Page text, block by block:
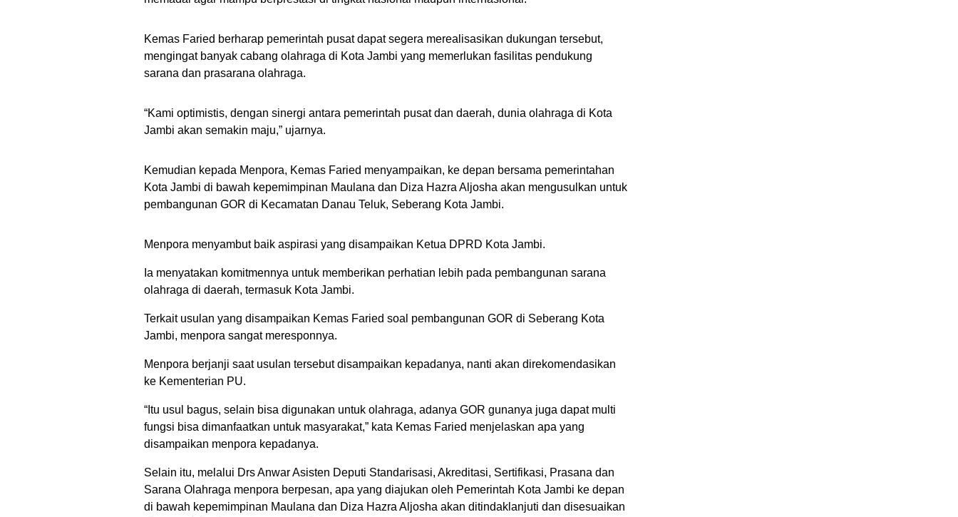
Kemas Faried berharap pemerintah pusat dapat segera merealisasikan dukungan tersebut,
mengingat banyak cabang olahraga di Kota Jambi yang memerlukan fasilitas pendukung
sarana dan prasarana olahraga.
“Kami optimistis, dengan sinergi antara pemerintah pusat dan daerah, dunia olahraga di Kota
Jambi akan semakin maju,” ujarnya.
Kemudian kepada Menpora, Kemas Faried menyampaikan, ke depan bersama pemerintahan
Kota Jambi di bawah kepemimpinan Maulana dan Diza Hazra Aljosha akan mengusulkan untuk
pembangunan GOR di Kecamatan Danau Teluk, Seberang Kota Jambi.
Menpora menyambut baik aspirasi yang disampaikan Ketua DPRD Kota Jambi.
Ia menyatakan komitmennya untuk memberikan perhatian lebih pada pembangunan sarana
olahraga di daerah, termasuk Kota Jambi.
Terkait usulan yang disampaikan Kemas Faried soal pembangunan GOR di Seberang Kota
Jambi, menpora sangat meresponnya.
Menpora berjanji saat usulan tersebut disampaikan kepadanya, nanti akan direkomendasikan
ke Kementerian PU.
“Itu usul bagus, selain bisa digunakan untuk olahraga, adanya GOR gunanya juga dapat multi
fungsi bisa dimanfaatkan untuk masyarakat,” kata Kemas Faried menjelaskan apa yang
disampaikan menpora kepadanya.
Selain itu, melalui Drs Anwar Asisten Deputi Standarisasi, Akreditasi, Sertifikasi, Prasana dan
Sarana Olahraga menpora berpesan, apa yang diajukan oleh Pemerintah Kota Jambi ke depan
di bawah kepemimpinan Maulana dan Diza Hazra Aljosha akan ditindaklanjuti dan disesuaikan